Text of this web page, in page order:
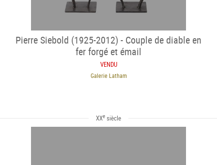
Pierre Siebold (1925-2012) - Couple de diable en
fer forgé et émail
VENDU
Galerie Latham
XXe siècle